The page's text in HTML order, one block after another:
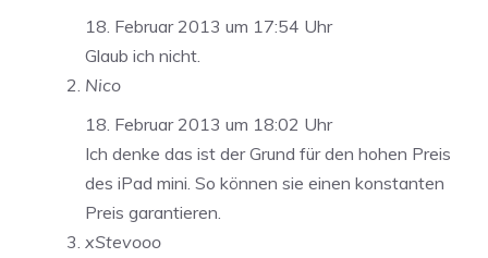
18. Februar 2013 um 17:54 Uhr
Glaub ich nicht.
Nico
18. Februar 2013 um 18:02 Uhr
Ich denke das ist der Grund für den hohen Preis
des iPad mini. So können sie einen konstanten
Preis garantieren.
xStevooo